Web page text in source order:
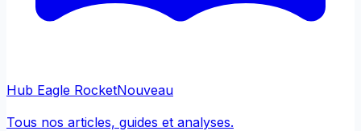
Hub Eagle RocketNouveau
Tous nos articles, guides et analyses.